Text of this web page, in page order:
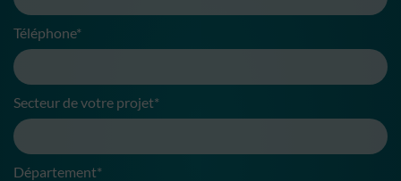
Téléphone*
Secteur de votre projet*
Département*